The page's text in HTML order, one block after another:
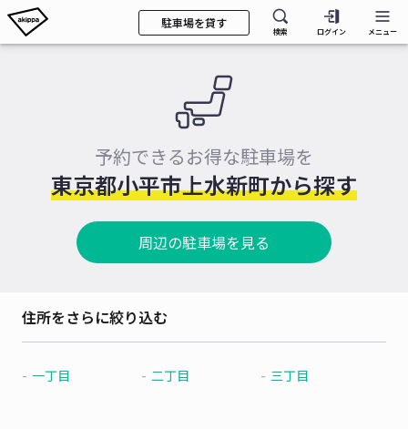
駐車場を貸す
検索 ログイン メニュー
予約できるお得な駐車場を
東京都小平市上水新町から探す
周辺の駐車場を見る
住所をさらに絞り込む
一丁目 二丁目 三丁目